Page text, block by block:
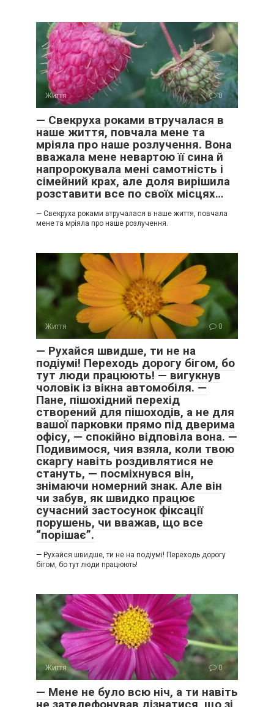
Життя 0
— Свекруха роками втручалася в
наше життя, повчала мене та
мріяла про наше розлучення. Вона
вважала мене невартою її сина й
напророкувала мені самотність і
сімейний крах, але доля вирішила
розставити все по своїх місцях…
— Свекруха роками втручалася в наше життя, повчала
мене та мріяла про наше розлучення.
Життя 0
— Рухайся швидше, ти не на
подіумі! Переходь дорогу бігом, бо
тут люди працюють! — вигукнув
чоловік із вікна автомобіля. —
Пане, пішохідний перехід
створений для пішоходів, а не для
вашої парковки прямо під дверима
офісу, — спокійно відповіла вона. —
Подивимося, чия взяла, коли твою
скаргу навіть роздивлятися не
стануть, — посміхнувся він,
знімаючи номерний знак. Але він
чи забув, як швидко працює
сучасний застосунок фіксації
порушень, чи вважав, що все
“порішає”.
— Рухайся швидше, ти не на подіумі! Переходь дорогу
бігом, бо тут люди працюють!
Життя 0
— Мене не було всю ніч, а ти навіть